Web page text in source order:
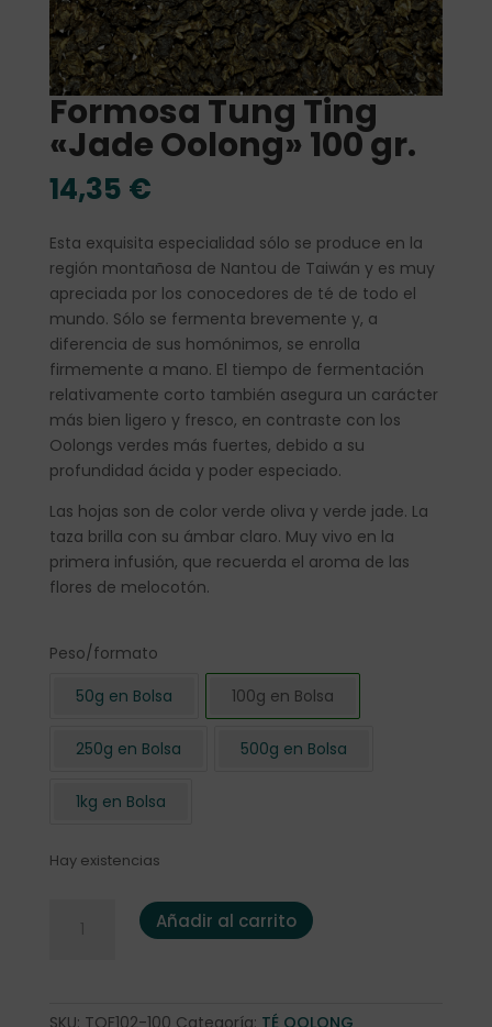
Formosa Tung Ting
«Jade Oolong» 100 gr.
14,35 €
Esta exquisita especialidad sólo se produce en la
región montañosa de Nantou de Taiwán y es muy
apreciada por los conocedores de té de todo el
mundo. Sólo se fermenta brevemente y, a
diferencia de sus homónimos, se enrolla
firmemente a mano. El tiempo de fermentación
relativamente corto también asegura un carácter
más bien ligero y fresco, en contraste con los
Oolongs verdes más fuertes, debido a su
profundidad ácida y poder especiado.
Las hojas son de color verde oliva y verde jade. La
taza brilla con su ámbar claro. Muy vivo en la
primera infusión, que recuerda el aroma de las
flores de melocotón.
Peso/formato
50g en Bolsa
100g en Bolsa
250g en Bolsa 500g en Bolsa
1kg en Bolsa
Hay existencias
Formosa Tung Ting "Jade Oolong" 100 gr. cantidad
Añadir al carrito